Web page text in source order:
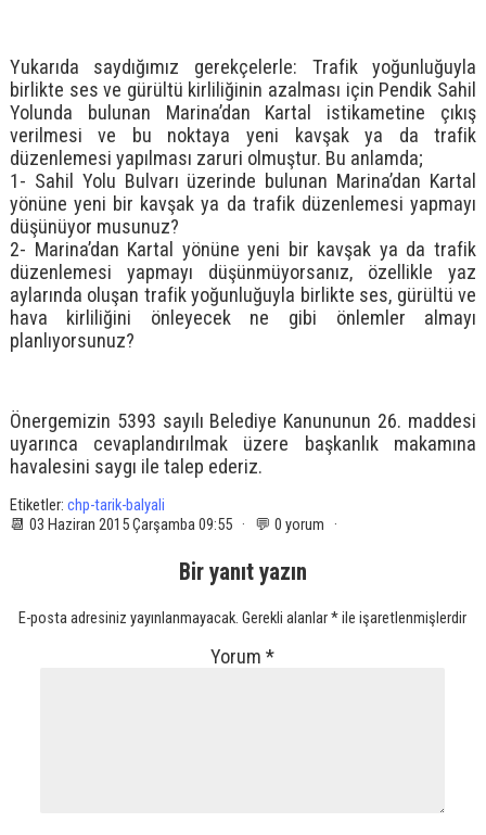
Yukarıda saydığımız gerekçelerle: Trafik yoğunluğuyla
birlikte ses ve gürültü kirliliğinin azalması için Pendik Sahil
Yolunda bulunan Marina’dan Kartal istikametine çıkış
verilmesi ve bu noktaya yeni kavşak ya da trafik
düzenlemesi yapılması zaruri olmuştur. Bu anlamda;
1- Sahil Yolu Bulvarı üzerinde bulunan Marina’dan Kartal
yönüne yeni bir kavşak ya da trafik düzenlemesi yapmayı
düşünüyor musunuz?
2- Marina’dan Kartal yönüne yeni bir kavşak ya da trafik
düzenlemesi yapmayı düşünmüyorsanız, özellikle yaz
aylarında oluşan trafik yoğunluğuyla birlikte ses, gürültü ve
hava kirliliğini önleyecek ne gibi önlemler almayı
planlıyorsunuz?
Önergemizin 5393 sayılı Belediye Kanununun 26. maddesi
uyarınca cevaplandırılmak üzere başkanlık makamına
havalesini saygı ile talep ederiz.
Etiketler: chp-tarik-balyali
📆 03 Haziran 2015 Çarşamba 09:55 · 💬 0 yorum ·
Bir yanıt yazın
E-posta adresiniz yayınlanmayacak. Gerekli alanlar*ile işaretlenmişlerdir
Yorum*